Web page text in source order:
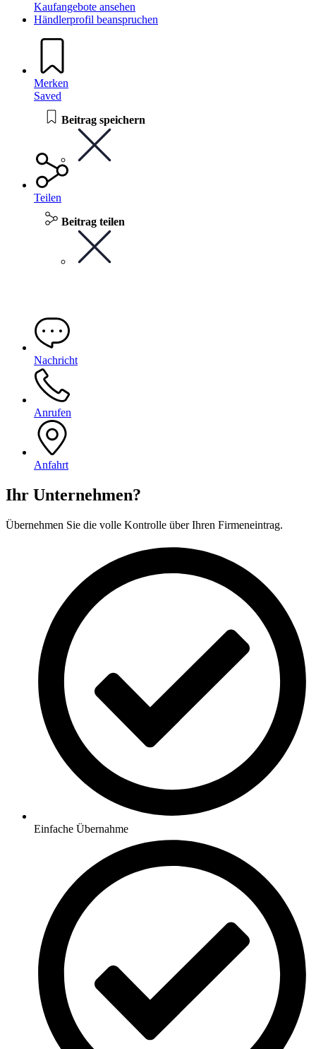
Kaufangebote ansehen
Händlerprofil beanspruchen
Merken
Saved
Beitrag speichern
Teilen
Beitrag teilen
Nachricht
Anrufen
Anfahrt
Ihr Unternehmen?
Übernehmen Sie die volle Kontrolle über Ihren Firmeneintrag.
Einfache Übernahme